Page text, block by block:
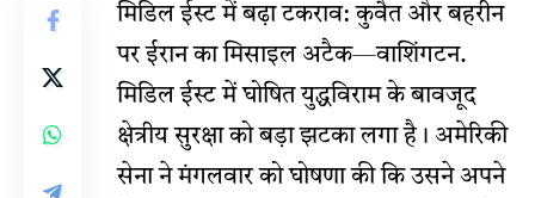
मिडिल ईस्ट में बढ़ा टकराव: कुवैत और बहरीन
पर ईरान का मिसाइल अटैक—वाशिंगटन.
मिडिल ईस्ट में घोषित युद्धविराम के बावजूद
क्षेत्रीय सुरक्षा को बड़ा झटका लगा है। अमेरिकी
सेना ने मंगलवार को घोषणा की कि उसने अपने